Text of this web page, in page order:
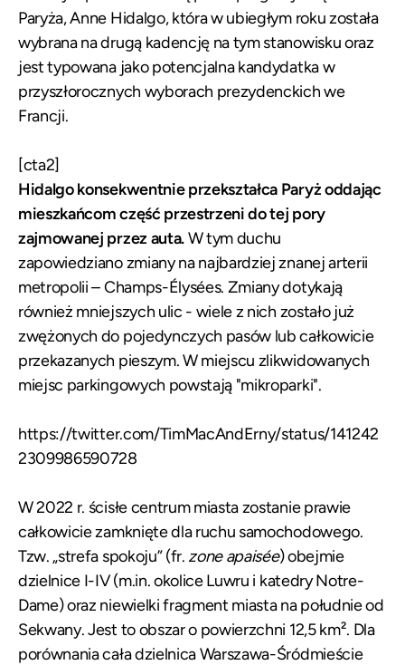
Paryża, Anne Hidalgo, która w ubiegłym roku została
wybrana na drugą kadencję na tym stanowisku oraz
jest typowana jako potencjalna kandydatka w
przyszłorocznych wyborach prezydenckich we
Francji.
[cta2]
Hidalgo konsekwentnie przekształca Paryż oddając
mieszkańcom część przestrzeni do tej pory
zajmowanej przez auta.W tym duchu
zapowiedziano zmiany na najbardziej znanej arterii
metropolii – Champs-Élysées. Zmiany dotykają
również mniejszych ulic - wiele z nich zostało już
zwężonych do pojedynczych pasów lub całkowicie
przekazanych pieszym. W miejscu zlikwidowanych
miejsc parkingowych powstają "mikroparki".
https://twitter.com/TimMacAndErny/status/141242
2309986590728
W 2022 r. ścisłe centrum miasta zostanie prawie
całkowicie zamknięte dla ruchu samochodowego.
Tzw. „strefa spokoju” (fr. zone apaisée) obejmie
dzielnice I-IV (m.in. okolice Luwru i katedry Notre-
Dame) oraz niewielki fragment miasta na południe od
Sekwany. Jest to obszar o powierzchni 12,5 km². Dla
porównania cała dzielnica Warszawa-Śródmieście